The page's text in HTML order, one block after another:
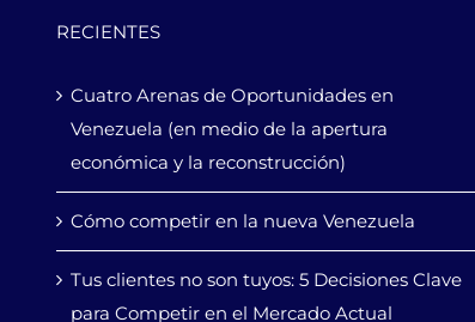
RECIENTES
Cuatro Arenas de Oportunidades en
Venezuela (en medio de la apertura
económica y la reconstrucción)
Cómo competir en la nueva Venezuela
Tus clientes no son tuyos: 5 Decisiones Clave
para Competir en el Mercado Actual